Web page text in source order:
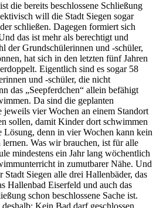
die bereits beschlossene Schließung
will die Stadt Siegen sogar
schließen. Dagegen formiert sich
das ist mehr als berechtigt und
der Grundschülerinnen und -schüler,
hat sich in den letzten fünf Jahren
Eigentlich sind es sogar 58
und -schüler, die nicht
das „Seepferdchen“ allein befähigt
Da sind die geplanten
vier Wochen an einem Standort
sollen, damit Kinder dort schwimmen
Lösung, denn in vier Wochen kann kein
Was wir brauchen, ist für alle
mindestens ein Jahr lang wöchentlich
in zumutbarer Nähe. Und
Stadt Siegen alle drei Hallenbäder, das
Hallenbad Eiserfeld und auch das
schon beschlossene Sache ist.